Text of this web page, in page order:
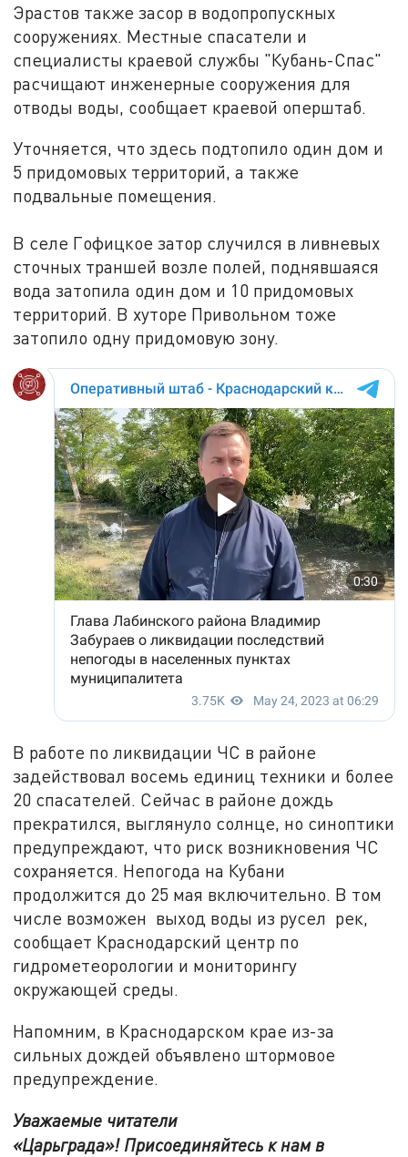
Эрастов также засор в водопропускных
сооружениях. Местные спасатели и
специалисты краевой службы "Кубань-Спас"
расчищают инженерные сооружения для
отводы воды, сообщает краевой оперштаб.
Уточняется, что здесь подтопило один дом и
5 придомовых территорий, а также
подвальные помещения.
В селе Гофицкое затор случился в ливневых
сточных траншей возле полей, поднявшаяся
вода затопила один дом и 10 придомовых
территорий. В хуторе Привольном тоже
затопило одну придомовую зону.
В работе по ликвидации ЧС в районе
задействовал восемь единиц техники и более
20 спасателей. Сейчас в районе дождь
прекратился, выглянуло солнце, но синоптики
предупреждают, что риск возникновения ЧС
сохраняется. Непогода на Кубани
продолжится до 25 мая включительно. В том
числе возможен выход воды из русел рек,
сообщает Краснодарский центр по
гидрометеорологии и мониторингу
окружающей среды.
Напомним, в Краснодарском крае из-за
сильных дождей объявлено штормовое
предупреждение.
Уважаемые читатели
«Царьграда»! Присоединяйтесь к нам в